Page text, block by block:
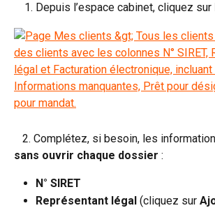
Depuis l’espace cabinet, cliquez sur
2. Complétez, si besoin, les
sans ouvrir chaque dossier :
N° SIRET
Représentant légal (cliquez sur